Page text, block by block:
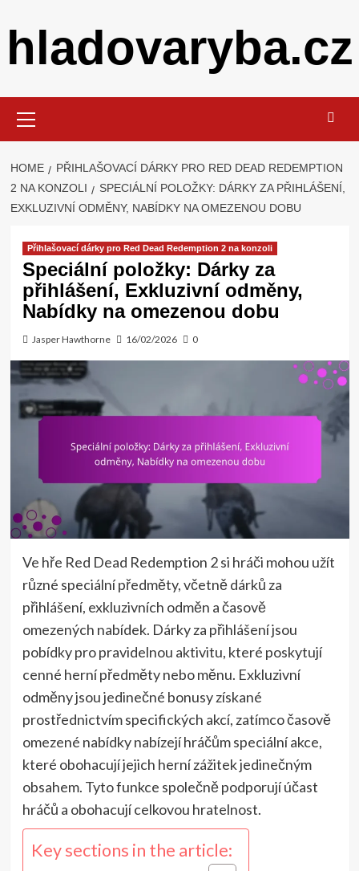
to
content
hladovaryba.cz
Menu
HOME
PŘIHLAŠOVACÍ DÁRKY PRO RED DEAD REDEMPTION
2 NA KONZOLI
SPECIÁLNÍ POLOŽKY: DÁRKY ZA PŘIHLÁŠENÍ,
EXKLUZIVNÍ ODMĚNY, NABÍDKY NA OMEZENOU DOBU
Přihlašovací dárky pro Red Dead Redemption 2 na konzoli
Speciální položky: Dárky za
přihlášení, Exkluzivní odměny,
Nabídky na omezenou dobu
Jasper Hawthorne 16/02/2026 0
Ve hře Red Dead Redemption 2 si hráči mohou užít
různé speciální předměty, včetně dárků za
přihlášení, exkluzivních odměn a časově
omezených nabídek. Dárky za přihlášení jsou
pobídky pro pravidelnou aktivitu, které poskytují
cenné herní předměty nebo měnu. Exkluzivní
odměny jsou jedinečné bonusy získané
prostřednictvím specifických akcí, zatímco časově
omezené nabídky nabízejí hráčům speciální akce,
které obohacují jejich herní zážitek jedinečným
obsahem. Tyto funkce společně podporují účast
hráčů a obohacují celkovou hratelnost.
Key sections in the article: